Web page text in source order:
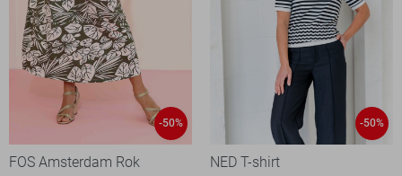
-50%
FOS Amsterdam Rok
-50%
NED T-shirt